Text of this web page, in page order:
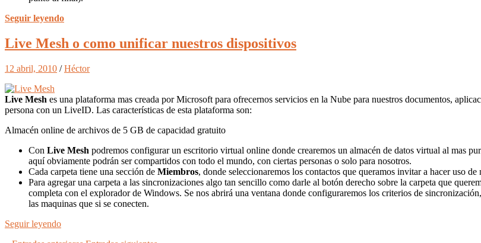
Seguir leyendo
Live Mesh o como unificar nuestros dispositivos
12 abril, 2010 /Héctor
Live Mesh es una plataforma mas creada por Microsoft para ofrecernos servicios en la Nube para nuestros documentos,
persona con un LiveID. Las características de esta plataforma son:
Almacén online de archivos de 5 GB de capacidad gratuito
Con Live Mesh podremos configurar un escritorio virtual online donde crearemos un almacén de datos virtual al mas
aquí obviamente podrán ser compartidos con todo el mundo, con ciertas personas o solo para nosotros.
Cada carpeta tiene una sección de Miembros, donde seleccionaremos los contactos que queramos invitar a hacer uso de
Para agregar una carpeta a las sincronizaciones algo tan sencillo como darle al botón derecho sobre la carpeta que
completa con el explorador de Windows. Se nos abrirá una ventana donde configuraremos los criterios de
las maquinas que si se conecten.
Seguir leyendo